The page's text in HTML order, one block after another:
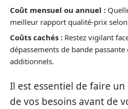
Coût mensuel ou annuel :
meilleur rapport qualité-prix selon
Coûts cachés : Restez vigilant
dépassements de bande passante
additionnels.
Il est essentiel de faire
de vos besoins avant de